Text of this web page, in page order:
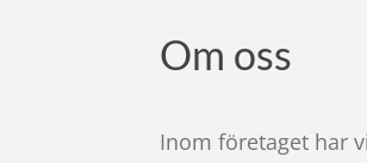
Om oss
Inom företaget har